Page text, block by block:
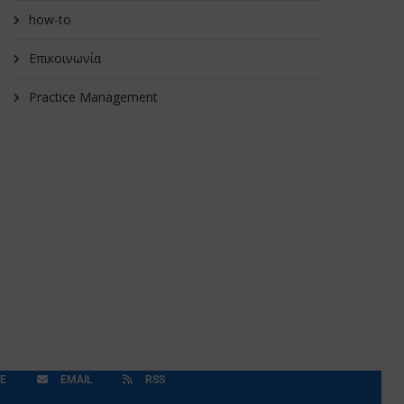
how-to
Επικοινωνία
Practice Management
EMAIL RSS